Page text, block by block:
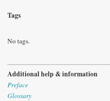
Tags
No tags.
Additional help & information
Preface
Glossary